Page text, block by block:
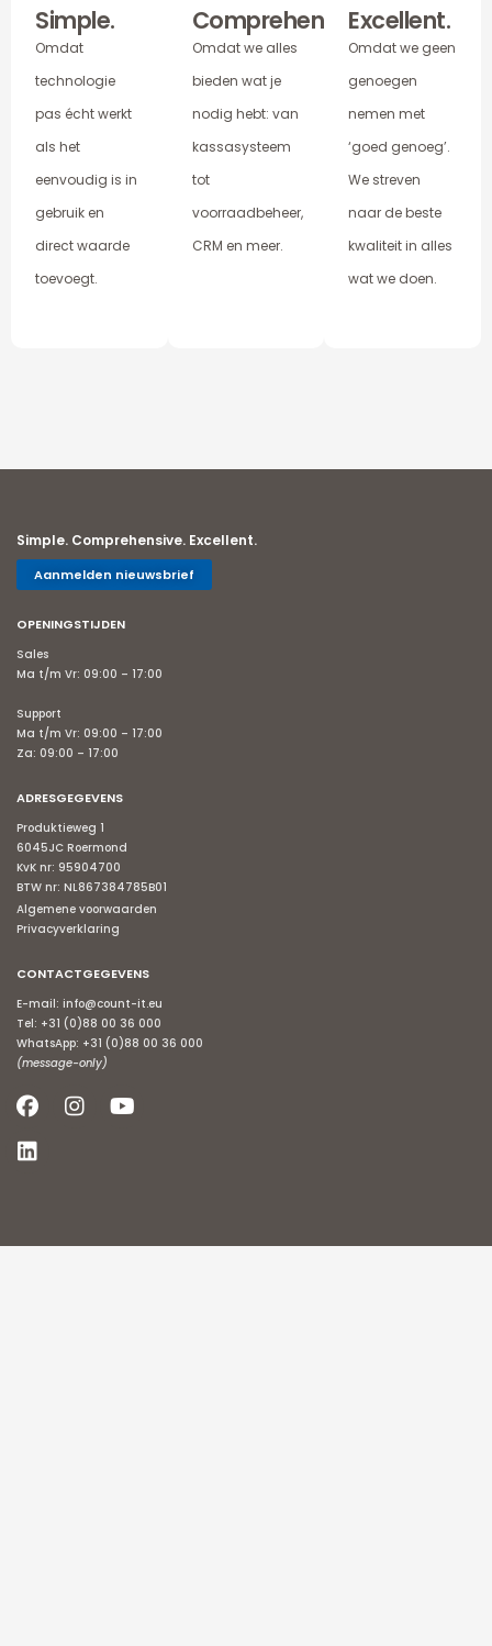
Simple.
Omdat
technologie
pas écht werkt
als het
eenvoudig is in
gebruik en
direct waarde
toevoegt.
Comprehensive.
Omdat we alles
bieden wat je
nodig hebt: van
kassasysteem
tot
voorraadbeheer,
CRM en meer.
Excellent.
Omdat we geen
genoegen
nemen met
‘goed genoeg’.
We streven
naar de beste
kwaliteit in alles
wat we doen.
Simple. Comprehensive. Excellent.
Aanmelden nieuwsbrief
OPENINGSTIJDEN
Sales
Ma t/m Vr: 09:00 – 17:00
Support
Ma t/m Vr: 09:00 – 17:00
Za: 09:00 – 17:00
ADRESGEGEVENS
Produktieweg 1
6045JC Roermond
KvK nr: 95904700
BTW nr: NL867384785B01
Algemene voorwaarden
Privacyverklaring
CONTACTGEGEVENS
E-mail: info@count-it.eu
Tel: +31 (0)88 00 36 000
WhatsApp: +31 (0)88 00 36 000
(message-only)